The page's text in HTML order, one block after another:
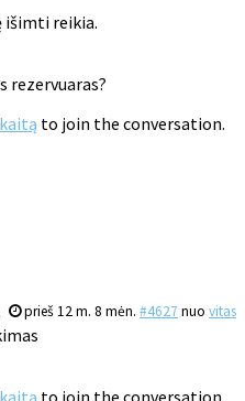
išimti reikia.
rezervuaras?
to join the conversation.
prieš 12 m. 8 mėn. #4627 nuo vitas